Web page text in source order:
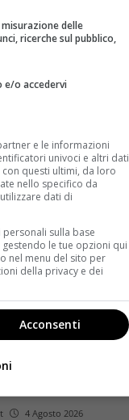
opere prime
e
su Prime
4 Agosto 2026
delle
ricerche sul pubblico,
e/o accedervi
e le informazioni
univoci e altri dati
questi ultimi, da loro
nello specifico da
dati di
sulla base
le tue opzioni qui
nel menu del sito per
della privacy e dei
Acconsenti